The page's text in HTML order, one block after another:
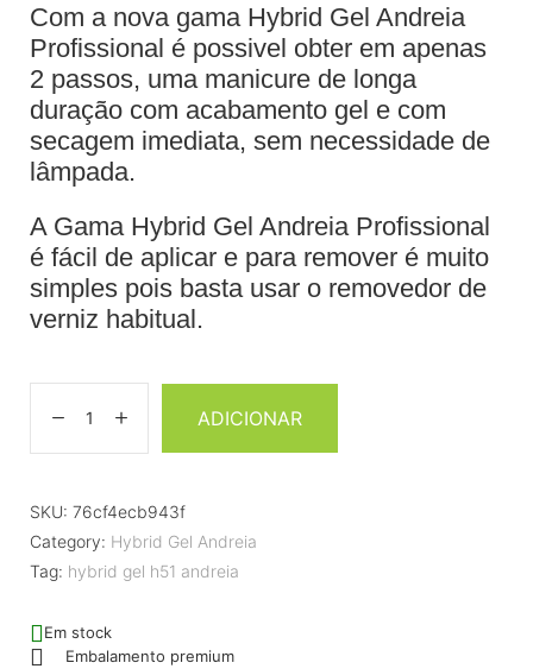
Com a nova gama Hybrid Gel Andreia
Profissional é possivel obter em apenas
2 passos, uma manicure de longa
duração com acabamento gel e com
secagem imediata, sem necessidade de
lâmpada.
A Gama Hybrid Gel Andreia Profissional
é fácil de aplicar e para remover é muito
simples pois basta usar o removedor de
verniz habitual.
ADICIONAR
SKU: 76cf4ecb943f
Category: Hybrid Gel Andreia
Tag: hybrid gel h51 andreia
Em stock
Embalamento premium